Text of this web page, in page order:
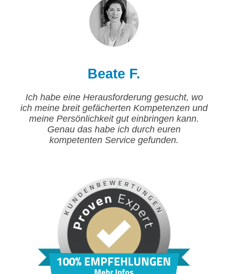
Beate F.
Ich habe eine Herausforderung gesucht, wo
ich meine breit gefächerten Kompetenzen und
meine Persönlichkeit gut einbringen kann.
Genau das habe ich durch euren
kompetenten Service gefunden.